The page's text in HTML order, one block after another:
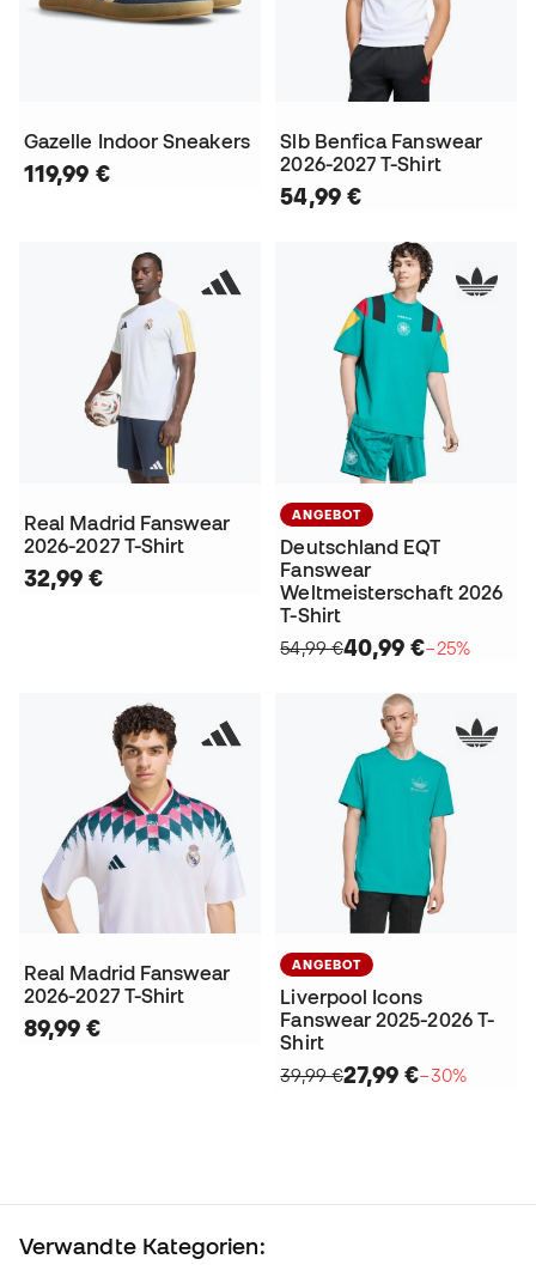
Gazelle Indoor Sneakers
119,99 €
Slb Benfica Fanswear
2026-2027 T-Shirt
54,99 €
Real Madrid Fanswear
2026-2027 T-Shirt
32,99 €
ANGEBOT
Deutschland EQT
Fanswear
Weltmeisterschaft 2026
T-Shirt
54,99 €40,99 €−25%
Real Madrid Fanswear
2026-2027 T-Shirt
89,99 €
ANGEBOT
Liverpool Icons
Fanswear 2025-2026 T-
Shirt
39,99 €27,99 €−30%
Verwandte Kategorien: